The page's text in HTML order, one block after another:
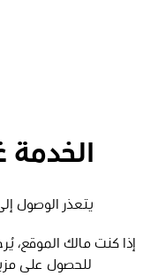
الخدمة
يتعذر الوصول
إذا كنت مالك الموقع،
للحصول على